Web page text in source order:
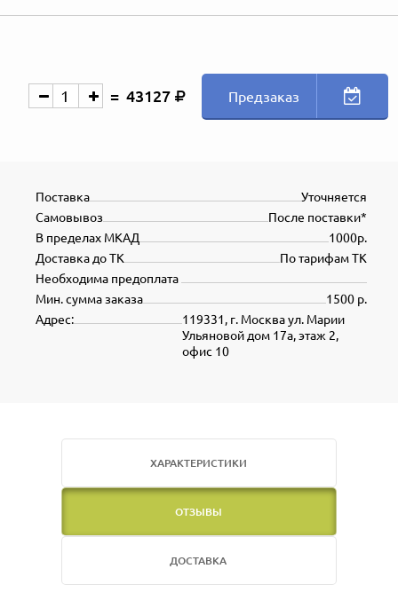
43127 Предзаказ
Уточняется
Поставка
После поставки*
Самовывоз
1000р.
В пределах МКАД
По тарифам ТК
Доставка до ТК
Необходима предоплата
1500 р.
Мин. сумма заказа
119331, г. Москва ул. Марии
Ульяновой дом 17а, этаж 2,
офис 10
Адрес:
ХАРАКТЕРИСТИКИ
ОТЗЫВЫ
ДОСТАВКА